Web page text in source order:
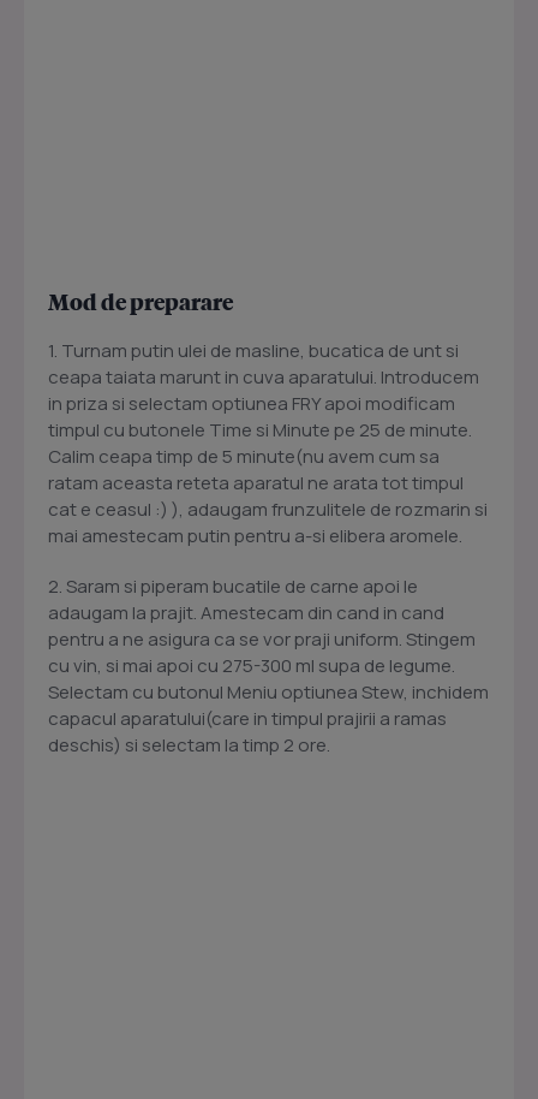
Mod de preparare
1. Turnam putin ulei de masline, bucatica de unt si
ceapa taiata marunt in cuva aparatului. Introducem
in priza si selectam optiunea FRY apoi modificam
timpul cu butonele Time si Minute pe 25 de minute.
Calim ceapa timp de 5 minute(nu avem cum sa
ratam aceasta reteta aparatul ne arata tot timpul
cat e ceasul :) ), adaugam frunzulitele de rozmarin si
mai amestecam putin pentru a-si elibera aromele.
2. Saram si piperam bucatile de carne apoi le
adaugam la prajit. Amestecam din cand in cand
pentru a ne asigura ca se vor praji uniform. Stingem
cu vin, si mai apoi cu 275-300 ml supa de legume.
Selectam cu butonul Meniu optiunea Stew, inchidem
capacul aparatului(care in timpul prajirii a ramas
deschis) si selectam la timp 2 ore.